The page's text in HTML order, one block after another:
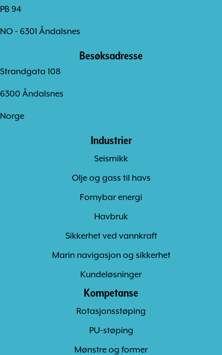
PB 94
NO - 6301 Åndalsnes
Besøksadresse
Strandgata 108
6300 Åndalsnes
Norge
Industrier
Seismikk
Olje og gass til havs
Fornybar energi
Havbruk
Sikkerhet ved vannkraft
Marin navigasjon og sikkerhet
Kundeløsninger
Kompetanse
Rotasjonsstøping
PU-støping
Mønstre og former